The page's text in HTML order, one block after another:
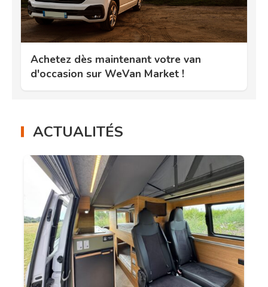
Achetez dès maintenant votre van
d'occasion sur WeVan Market !
ACTUALITÉS